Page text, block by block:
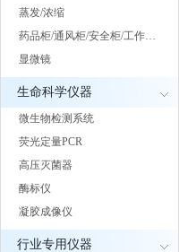
蒸发/浓缩
药品柜/通风柜/安全柜/工作…
显微镜
生命科学仪器
微生物检测系统
荧光定量PCR
高压灭菌器
酶标仪
凝胶成像仪
行业专用仪器